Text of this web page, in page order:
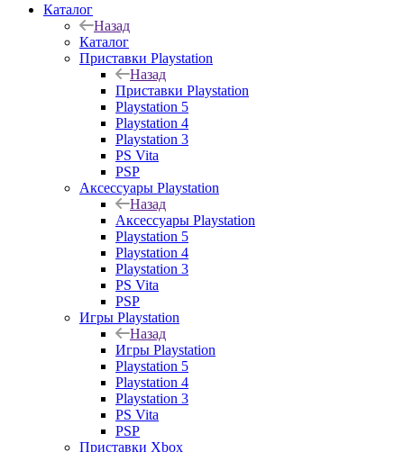
Каталог
Назад
Каталог
Приставки Playstation
Назад
Приставки Playstation
Playstation 5
Playstation 4
Playstation 3
PS Vita
PSP
Аксессуары Playstation
Назад
Аксессуары Playstation
Playstation 5
Playstation 4
Playstation 3
PS Vita
PSP
Игры Playstation
Назад
Игры Playstation
Playstation 5
Playstation 4
Playstation 3
PS Vita
PSP
Приставки Xbox